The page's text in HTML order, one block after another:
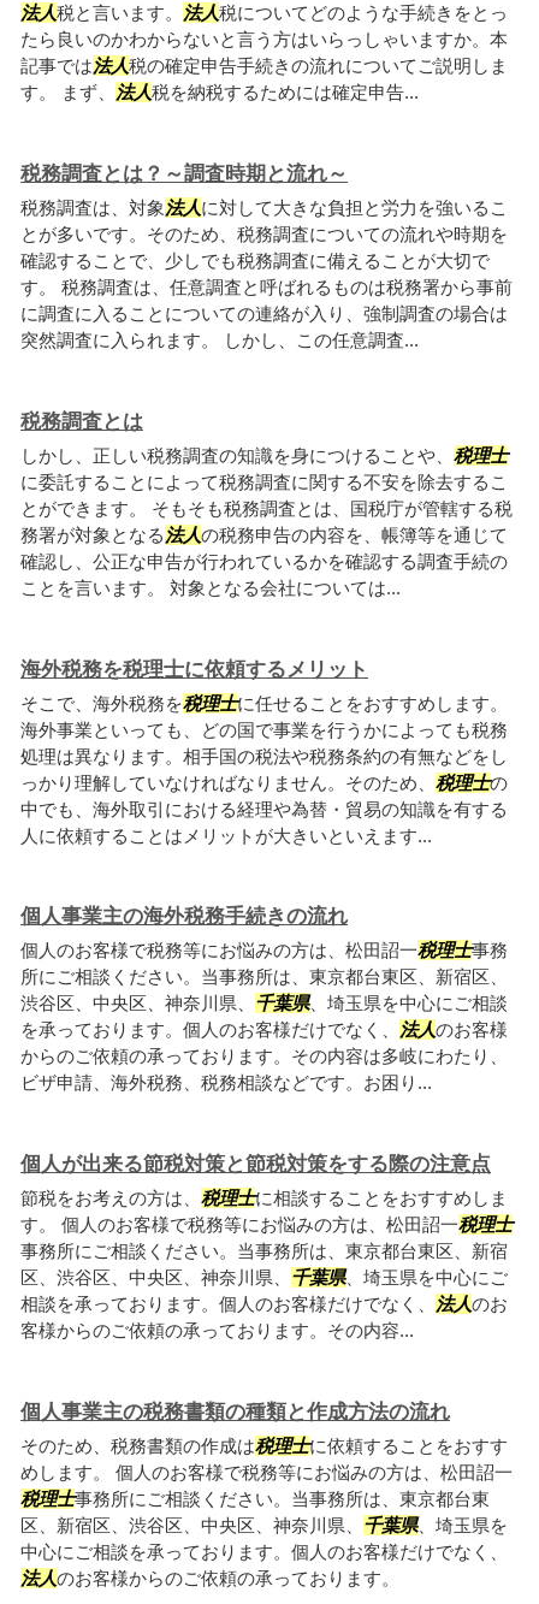
法人税と言います。 法人税についてどのような手続きをとっ
たら良いのかわからないと言う方はいらっしゃいますか。本
記事では法人税の確定申告手続きの流れについてご説明しま
す。 まず、
法人税を納税するためには確定申告...
税務調査とは？～調査時期と流れ～
税務調査は、対象 法人に対して大きな負担と労力を強いるこ
とが多いです。そのため、税務調査についての流れや時期を
確認することで、少しでも税務調査に備えることが大切で
す。 税務調査は、任意調査と呼ばれるものは税務署から事前
に調査に入ることについての連絡が入り、強制調査の場合は
突然調査に入られます。 しかし、この任意調査...
税務調査とは
しかし、正しい税務調査の知識を身につけることや、 税理士
に委託することによって税務調査に関する不安を除去するこ
とができます。 そもそも税務調査とは、国税庁が管轄する税
務署が対象となる 法人の税務申告の内容を、帳簿等を通じて
確認し、公正な申告が行われているかを確認する調査手続の
ことを言います。 対象となる会社については...
海外税務を税理士に依頼するメリット
そこで、海外税務を税理士に任せることをおすすめします。
海外事業といっても、どの国で事業を行うかによっても税務
処理は異なります。相手国の税法や税務条約の有無などをし
っかり理解していなければなりません。そのため、 税理士の
中でも、海外取引における経理や為替・貿易の知識を有する
人に依頼することはメリットが大きいといえます...
個人事業主の海外税務手続きの流れ
個人のお客様で税務等にお悩みの方は、松田詔一税理士事務
所にご相談ください。当事務所は、東京都台東区、新宿区、
渋谷区、中央区、神奈川県、 千葉県、埼玉県を中心にご相談
を承っております。個人のお客様だけでなく、
法人のお客様
からのご依頼の承っております。その内容は多岐にわたり、
ビザ申請、海外税務、税務相談などです。お困り...
個人が出来る節税対策と節税対策をする際の注意点
節税をお考えの方は、 税理士に相談することをおすすめしま
す。 個人のお客様で税務等にお悩みの方は、松田詔一税理士
事務所にご相談ください。当事務所は、東京都台東区、新宿
区、渋谷区、中央区、神奈川県、 千葉県、埼玉県を中心にご
相談を承っております。個人のお客様だけでなく、
法人のお
客様からのご依頼の承っております。その内容...
個人事業主の税務書類の種類と作成方法の流れ
そのため、税務書類の作成は税理士に依頼することをおすす
めします。 個人のお客様で税務等にお悩みの方は、松田詔一
税理士事務所にご相談ください。当事務所は、東京都台東
区、新宿区、渋谷区、中央区、神奈川県、 千葉県、埼玉県を
中心にご相談を承っております。個人のお客様だけでなく、
法人のお客様からのご依頼の承っております。